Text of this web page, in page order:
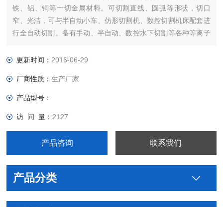
铁、铝、铜等一切金属材料。可切割直线、圆弧等形状，切口
窄、光洁，可与半自动小车、仿形切割机、数控切割机床配套进
行全自动切割。备有手动、半自动、数控水下切割等各种等离子
更新时间： 2016-06-29
厂商性质：生产厂家
产品型号：
访 问 量： 2127
产品咨询 联系我们
产品分类